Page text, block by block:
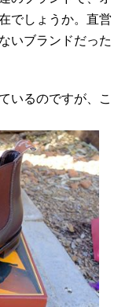
でしょうか。直営
いブランドだった
いるのですが、こ